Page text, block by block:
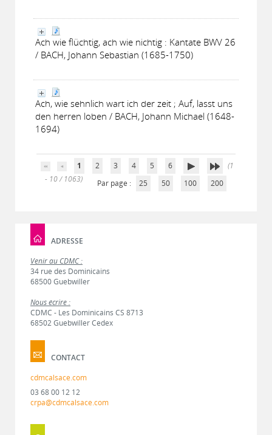
Ach wie flüchtig, ach wie nichtig : Kantate BWV 26
/ BACH, Johann Sebastian (1685-1750)
Ach, wie sehnlich wart ich der zeit ; Auf, lasst uns
den herren loben / BACH, Johann Michael (1648-
1694)
1 2 3 4 5 6
(1
- 10 / 1063)
Par page : 25 50 100 200
ADRESSE
Venir au CDMC :
34 rue des Dominicains
68500 Guebwiller
Nous écrire :
CDMC - Les Dominicains CS 8713
68502 Guebwiller Cedex
CONTACT
cdmcalsace.com
03 68 00 12 12
crpa@cdmcalsace.com